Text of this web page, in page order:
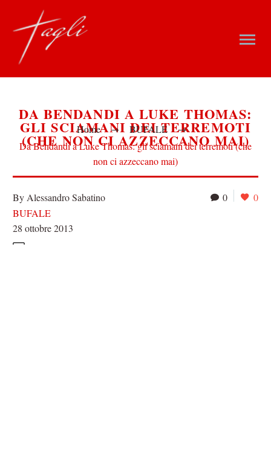
DA BENDANDI A LUKE THOMAS:
GLI SCIAMANI DEI TERREMOTI
(CHE NON CI AZZECCANO MAI)
Home
BUFALE
Da Bendandi a Luke Thomas: gli sciamani dei terremoti (che
non ci azzeccano mai)
0 0
By Alessandro Sabatino
BUFALE
28 ottobre 2013